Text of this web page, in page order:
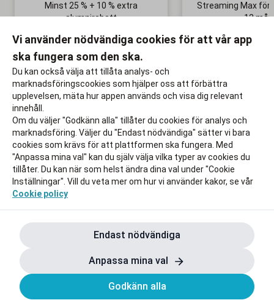
Minst 25 % + 10 % extra
alumnirabatt
Till rabatten
Streaming Max för
12 mån
Ingen
Vi använder nödvändiga cookies för att vår app
ska fungera som den ska.
Du kan också välja att tillåta analys- och
marknadsföringscookies som hjälper oss att förbättra
upplevelsen, mäta hur appen används och visa dig relevant
innehåll.
Om du väljer "Godkänn alla" tillåter du cookies för analys och
marknadsföring. Väljer du "Endast nödvändiga" sätter vi bara
cookies som krävs för att plattformen ska fungera. Med
"Anpassa mina val" kan du själv välja vilka typer av cookies du
tillåter. Du kan när som helst ändra dina val under "Cookie
Inställningar". Vill du veta mer om hur vi använder kakor, se vår
Cookie policy
Endast nödvändiga
Anpassa mina val
Godkänn alla